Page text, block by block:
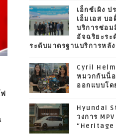
เอ็กซ์เผิง ป
เอ็มเอส บ
บริการซ่อม
อัจฉริยะระ
ระดับมาตรฐานบริการหลั
Cyril
หมวกกันน็
ออกแบบโด
Hyundai
วงการ
“Heritage